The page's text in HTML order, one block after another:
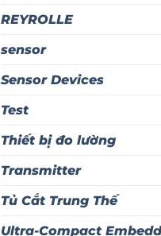
REYROLLE
sensor
Sensor Devices
Test
Thiết bị đo lường
Transmitter
Tủ Cắt Trung Thế
Ultra-Compact